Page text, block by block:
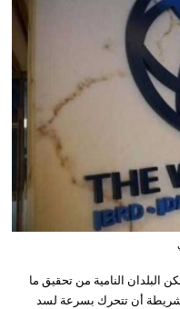
البلدان النامية من تحقيق ما
شريطة أن تتحرك بسرعة لسد